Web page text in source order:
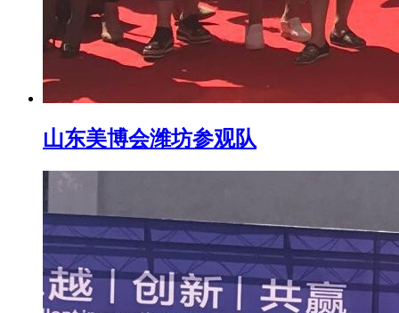
山东美博会潍坊参观队